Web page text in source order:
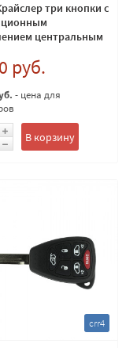
три кнопки с
центральным
433Мгц
руб.
- цена для
В корзину
crr4